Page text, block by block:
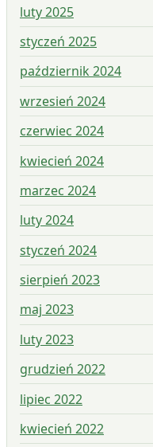
luty 2025
styczeń 2025
październik 2024
wrzesień 2024
czerwiec 2024
kwiecień 2024
marzec 2024
luty 2024
styczeń 2024
sierpień 2023
maj 2023
luty 2023
grudzień 2022
lipiec 2022
kwiecień 2022